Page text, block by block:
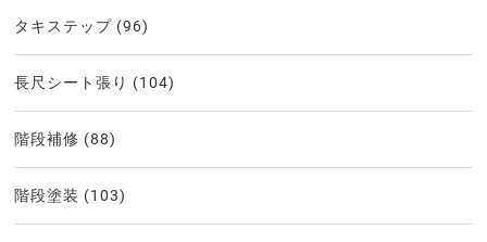
タキステップ (96)
長尺シート張り (104)
階段補修 (88)
階段塗装 (103)